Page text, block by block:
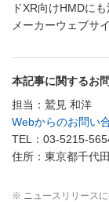
ドXR向けHMDに
メーカーウェブサ
本記事に関するお
担当：鷲見 和洋
Webからのお問い
TEL：03-5215-
住所：東京都千代
※ ニュースリリース